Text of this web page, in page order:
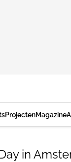
ProjectenMagazine
in